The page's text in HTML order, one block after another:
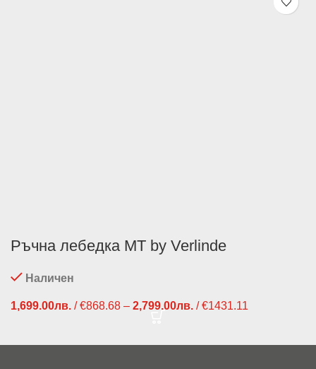
/ €4959.02
Ръчна лебедка MT by Verlinde
Наличен
1,699.00лв. / €868.68 – 2,799.00лв. / €1431.11
/ €868.68